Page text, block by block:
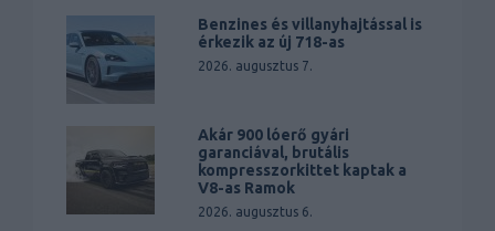
Benzines és villanyhajtással is
érkezik az új 718-as
2026. augusztus 7.
Akár 900 lóerő gyári
garanciával, brutális
kompresszorkittet kaptak a
V8-as Ramok
2026. augusztus 6.